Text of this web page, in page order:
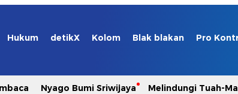
Hukum detikX Kolom Blak blakan Pro
Nyago Bumi Sriwijaya Melindungi Tuah-